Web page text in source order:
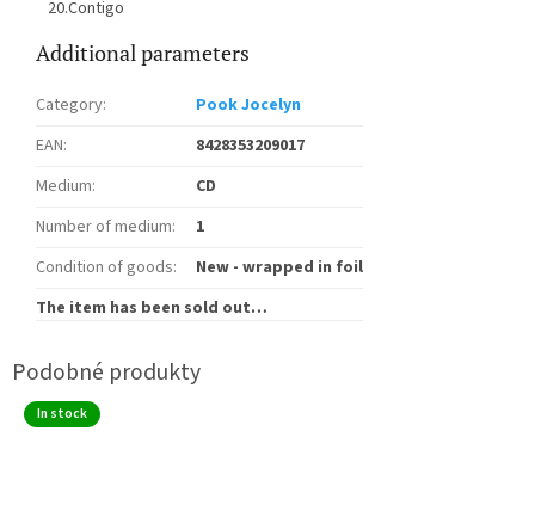
20.Contigo
Additional parameters
Category:
Pook Jocelyn
EAN:
8428353209017
Medium:
CD
Number of medium:
1
Condition of goods:
New - wrapped in foil
The item has been sold out…
In stock